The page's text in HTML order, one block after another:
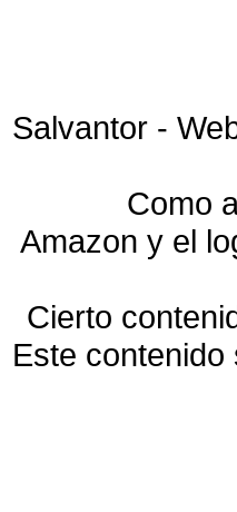
Salvantor -
Como
Amazon y el
Cierto
Este